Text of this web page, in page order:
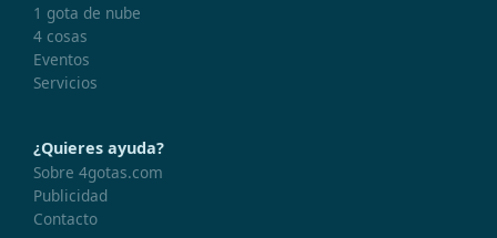
1 gota de nube
4 cosas
Eventos
Servicios
¿Quieres ayuda?
Sobre 4gotas.com
Publicidad
Contacto